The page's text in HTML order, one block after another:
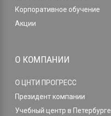
Корпоративное обучение
Акции
О КОМПАНИИ
О ЦНТИ ПРОГРЕСС
Президент компании
Учебный центр в Петербурге